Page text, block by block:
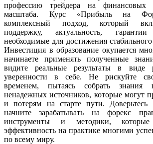
профессию трейдера на финансовых
масштаба. Курс «Прибыль на
комплексный подход, который
поддержку, актуальность,
необходимые для достижения
Инвестиция в образование окупается
начинаете применять полученные
видите реальные результаты в виде
уверенности в себе. Не рискуйте
временем, пытаясь собрать
ненадежных источников, которые могут
и потерям на старте пути. Доверьтесь
начните зарабатывать на форекс
инструменты и методики,
эффективность на практике многими
по всему миру.